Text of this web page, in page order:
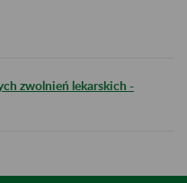
zwolnień lekarskich -